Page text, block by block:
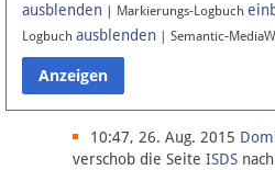
Anmelden
Datenschutz
Über Lobbypedia
ausblenden | Markierungs-Logbuch
Logbuch ausblenden | Semantic-
10:47, 26. Aug. 2015
verschob die Seite ISDS nach